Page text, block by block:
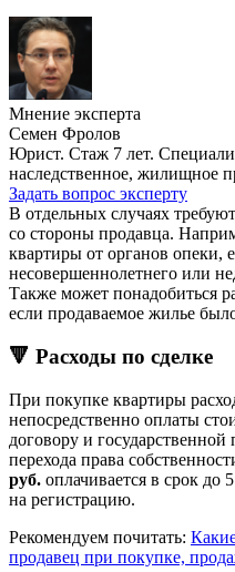
Мнение эксперта
Семен Фролов
Юрист. Стаж 7 лет.
наследственное, жилищное
Задать вопрос эксперту
В отдельных случаях
со стороны продавца.
квартиры от органов опеки,
несовершеннолетнего или
Также может понадобиться
если продаваемое жилье
🔻 Расходы по сделке
При покупке квартиры
непосредственно оплаты
договору и
перехода права
руб. оплачивается в срок до
на регистрацию.
Рекомендуем почитать:
продавец при покупке,